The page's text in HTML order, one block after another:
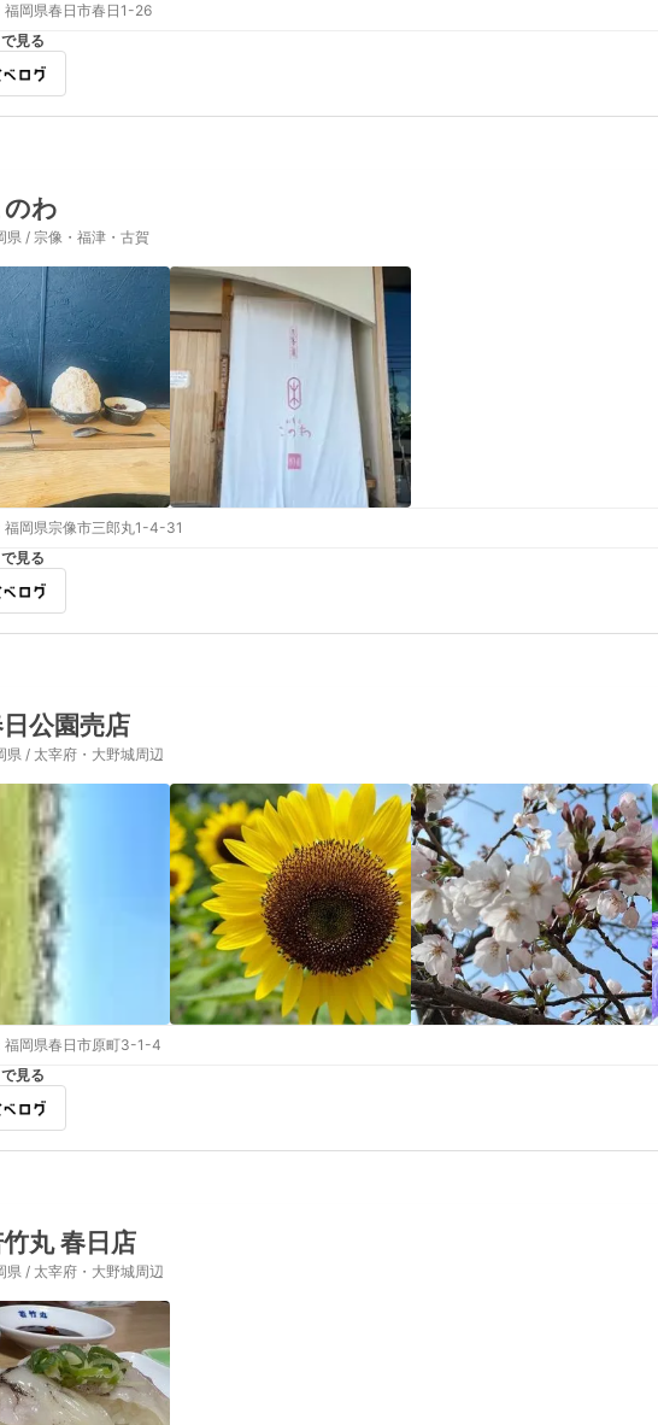
福岡県春日市春日1-26
見る
のわ
県 / 宗像・福津・古賀
福岡県宗像市三郎丸1-4-31
見る
公園売店
県 / 太宰府・大野城周辺
福岡県春日市原町3-1-4
見る
丸 春日店
県 / 太宰府・大野城周辺